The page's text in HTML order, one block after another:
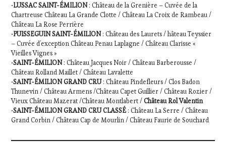
•LUSSAC SAINT-ÉMILION: Château de la Grenière – Cuvée de la
Chartreuse Château La Grande Clotte / Château La Croix de Rambeau /
Château La Rose Perrière
•PUISSEGUIN SAINT-ÉMILION: Château des Laurets / hâteau Teyssier
– Cuvée d’exception Château Penau Laplagne / Château Clarisse «
Vieilles Vignes »
•SAINT-ÉMILION: Château Jacques Noir / Château Barberousse /
Château Rolland Maillet / Château Lavalette
•SAINT-ÉMILION GRAND CRU: Château Pindefleurs / Clos Badon
Thunevin / Château Armens /Château Capet Guillier / Château Rozier /
Vieux Château Mazerat /Château Montlabert /Château Rol Valentin
•SAINT-ÉMILION GRAND CRU CLASSÉ : Château La Serre / Château
Grand Corbin / Château Cap de Mourlin / Château Faurie de Souchard